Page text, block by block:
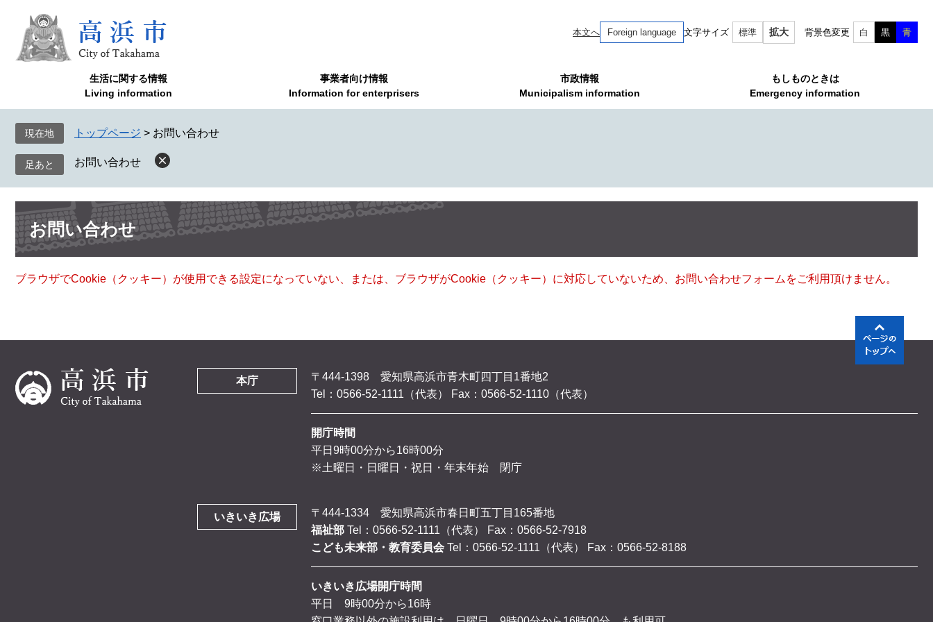
で
ば
へ
本文へ Foreign language 文字サイズ 標準 拡大 背景色変更 白 黒 青
生活に関する情報
Living information
事業者向け情報
Information for enterprisers
市政情報
Municipalism information
もしものときは
Emergency information
現在地 トップページ > お問い合わせ
お問い合わせ
本
文 お問い合わせ
ブラウザでCookie（クッキー）が使用できる設定になっていない、または、ブラウザがCookie（クッキー）に対応していないため、お問い合わせフォームをご利用頂けません。
本庁
〒444-1398 愛知県高浜市青木町四丁目1番地2
Tel：0566-52-1111（代表）
Fax：0566-52-1110（代表）
開庁時間
平日9時00分から16時00分
※土曜日・日曜日・祝日・年末年始 閉庁
いきいき広場
〒444-1334 愛知県高浜市春日町五丁目165番地
福祉部 Tel：0566-52-1111（代表）
Fax：0566-52-7918
こども未来部・教育委員会 Tel：0566-52-1111（代表） Fax：0566-52-8188
いきいき広場開庁時間
平日 9時00分から16時